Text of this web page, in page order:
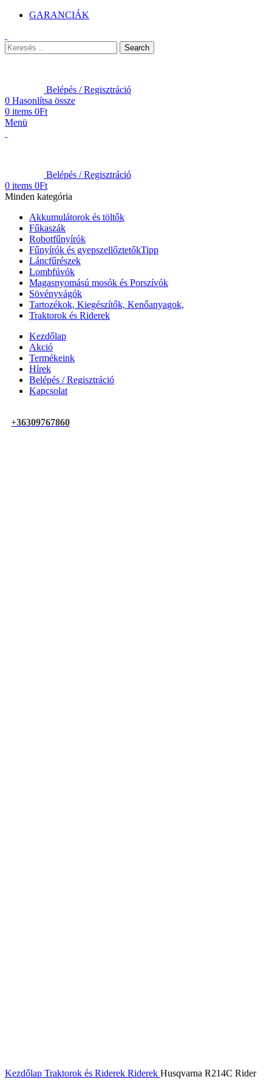
GARANCIÁK
Search
Belépés / Regisztráció
0 Hasonlítsa össze
0 items 0Ft
Menü
Belépés / Regisztráció
0 items 0Ft
Minden kategória
Akkumulátorok és töltők
Fűkaszák
Robotfűnyírók
Fűnyírók és gyepszellőztetőkTipp
Láncfűrészek
Lombfúvók
Magasnyomású mosók és Porszívók
Sövényvágók
Tartozékok, Kiegészítők, Kenőanyagok,
Traktorok és Riderek
Kezdőlap
Akció
Termékeink
Hírek
Belépés / Regisztráció
Kapcsolat
+36309767860
Kezdőlap Traktorok és Riderek Riderek Husqvarna R214C Rider